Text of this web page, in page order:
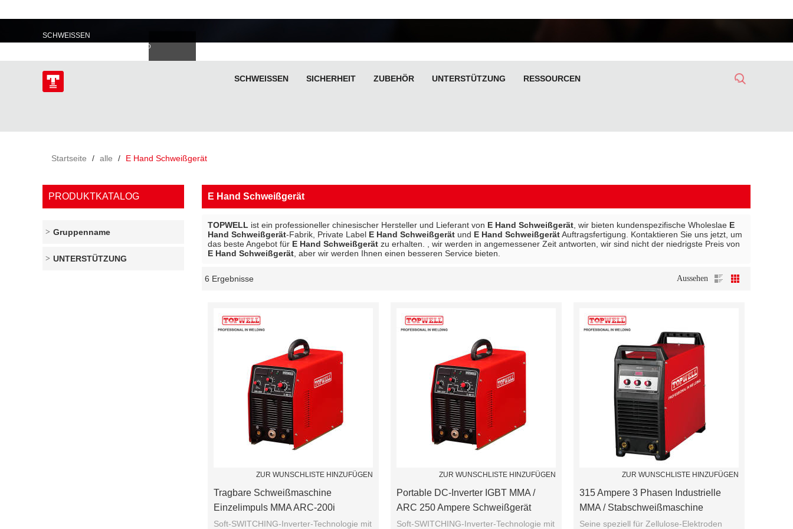
SCHWEISSEN
Italiano
Polski SCHWEISSEN SICHERHEIT ZUBEHÖR UNTERSTÜTZUNG RESSOURCEN
Startseite / alle / E Hand Schweißgerät
PRODUKTKATALOG
Gruppenname
UNTERSTÜTZUNG
E Hand Schweißgerät
TOPWELL ist ein professioneller chinesischer Hersteller und Lieferant von E Hand Schweißgerät , wir bieten kundenspezifische Wholeslae E
Hand Schweißgerät-Fabrik, Private Label E Hand Schweißgerät und E Hand SchweißgerätAuftragsfertigung. Kontaktieren Sie uns jetzt, um
das beste Angebot für E Hand Schweißgerät zu erhalten. , wir werden in angemessener Zeit antworten, wir sind nicht der niedrigste Preis von
E Hand Schweißgerät , aber wir werden Ihnen einen besseren Service bieten.
6 Ergebnisse Aussehen
ZUR WUNSCHLISTE HINZUFÜGEN
Tragbare Schweißmaschine
Einzelimpuls MMA ARC-200i
Soft-SWITCHING-Inverter-Technologie mit
ZUR WUNSCHLISTE HINZUFÜGEN
Portable DC-Inverter IGBT MMA /
ARC 250 Ampere Schweißgerät
Soft-SWITCHING-Inverter-Technologie mit
ZUR WUNSCHLISTE HINZUFÜGEN
315 Ampere 3 Phasen Industrielle
MMA / Stabschweißmaschine
Seine speziell für Zellulose-Elektroden